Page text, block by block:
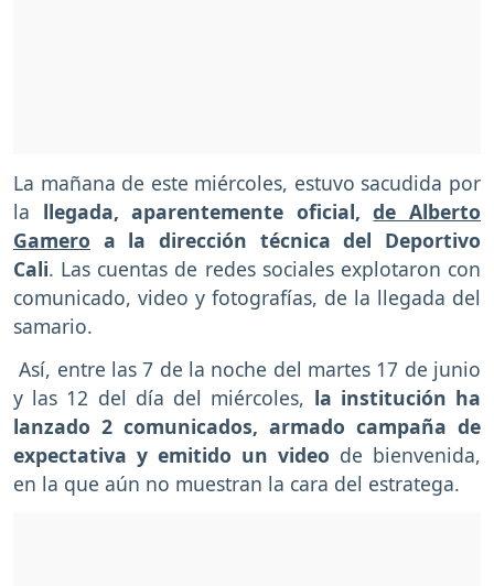
La mañana de este miércoles, estuvo sacudida por
la llegada, aparentemente oficial,de Alberto
Gamero a la dirección técnica del Deportivo
Cali. Las cuentas de redes sociales explotaron con
comunicado, video y fotografías, de la llegada del
samario.
Así, entre las 7 de la noche del martes 17 de junio
y las 12 del día del miércoles, la institución ha
lanzado 2 comunicados, armado campaña de
expectativa y emitido un video de bienvenida,
en la que aún no muestran la cara del estratega.